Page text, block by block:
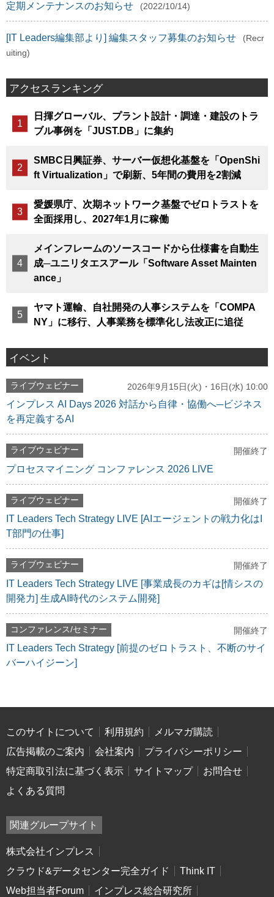
定期メンテナンスのお知らせ (2022/10/14)
[IT Leaders編集部より] 編集スタッフ募集のお知らせ
(Recr
uiting)
アクセスランキング
日揮グローバル、プラント設計・調達・建設のトラ
ブル事例を「JUST.DB」に集約
SMBC日興証券、サーバー仮想化基盤を「OpenShi
ft Virtualization」で刷新、5年間の費用を2割減
愛媛県庁、次期ネットワーク基盤でゼロトラストを
全面採用し、2027年1月に稼働
メインフレームのソースコードから仕様書を自動生
成─ユニリタエスアール「Software Asset Mainten
ance」
ヤマト運輸、自社開発の人事システムを「COMPA
NY」に移行、人事業務を標準化し法改正に追従
イベント
ライブウェビナー 2026年9月15日(火)・16日(水) 10:00
インプレス AI Days 2026 対話から自律・協働へ─ビジネス
を再定義するAI
ライブウェビナー 開催終了
プロセスマイニング コンファレンス 2026 LIVE
ライブウェビナー 開催終了
IT Leaders Tech Strategy LIVE [AIエージェントの戦力化はI
T部門の仕事]
ライブウェビナー 開催終了
IT Leaders Tech Strategy LIVE [事業成長のカギは[情シスの
開発力] 生成AI時代のシステム開発]
コンファレンス/セミナー 開催終了
IT Leaders Tech Strategy [前提のゼロトラスト、不断のサイ
バーハイジーン]
このサイトについて 利用規約
メルマガ購読
広告掲載のご案内
会社案内
プライバシーポリシー
特定商取引法に基づく表示
サイトマップ
お問合せ
よくある質問
関連グループサイト
株式会社インプレス
クラウド&データセンター完全ガイド
Think IT
Web担当者Forum
インプレス総合研究所